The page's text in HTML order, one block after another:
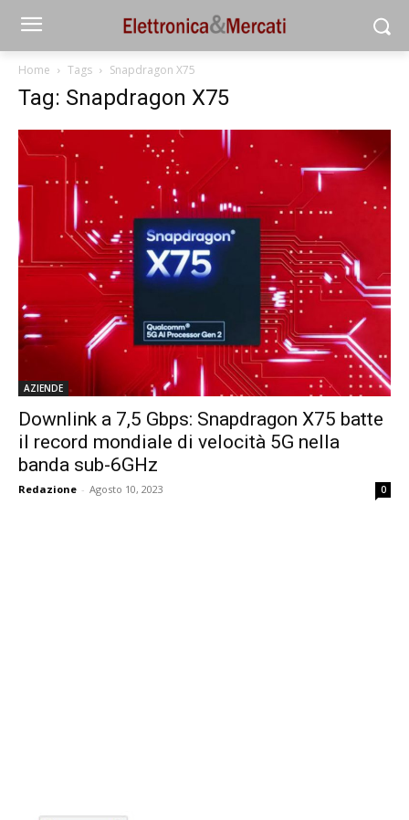
Home Tags Snapdragon X75
Tag: Snapdragon X75
AZIENDE
Downlink a 7,5 Gbps: Snapdragon X75 batte
il record mondiale di velocità 5G nella
banda sub-6GHz
Redazione - Agosto 10, 2023 0